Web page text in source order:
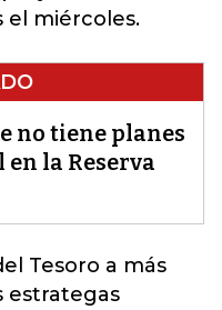
el miércoles.
no tiene planes
la Reserva
Tesoro a más
estrategas